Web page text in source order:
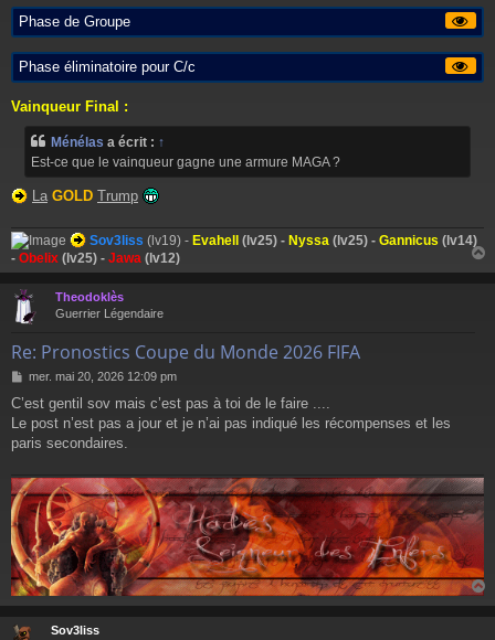
e
Phase de Groupe
Phase éliminatoire pour C/c
Vainqueur Final :
Ménélas a écrit : ↑
Est-ce que le vainqueur gagne une armure MAGA ?
La GOLD Trump
Sov3liss (lv19) - Evahell (lv25) - Nyssa (lv25) - Gannicus (lv14)
- Obelix (lv25) - Jawa (lv12)
a
Theodoklès
Guerrier Légendaire
Re: Pronostics Coupe du Monde 2026 FIFA
M
s
s
a
mer. mai 20, 2026 12:09 pm
C’est gentil sov mais c’est pas à toi de le faire ....
Le post n’est pas a jour et je n’ai pas indiqué les récompenses et les
paris secondaires.
a
Sov3liss